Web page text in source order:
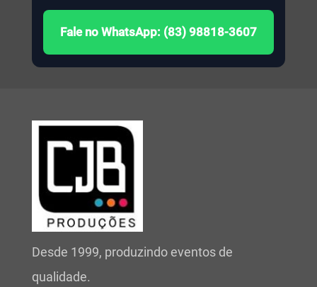
Fale no WhatsApp: (83) 98818-3607
Desde 1999, produzindo eventos de
qualidade.